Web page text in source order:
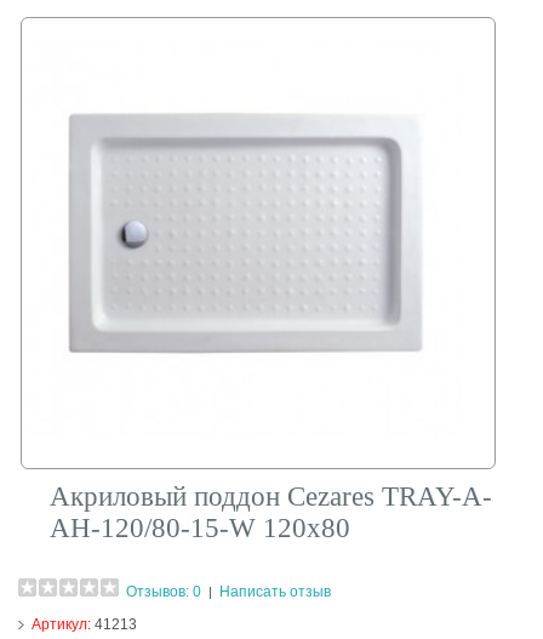
Акриловый поддон Cezares TRAY-A-
AH-120/80-15-W 120х80
Отзывов: 0
Написать отзыв
Артикул:41213